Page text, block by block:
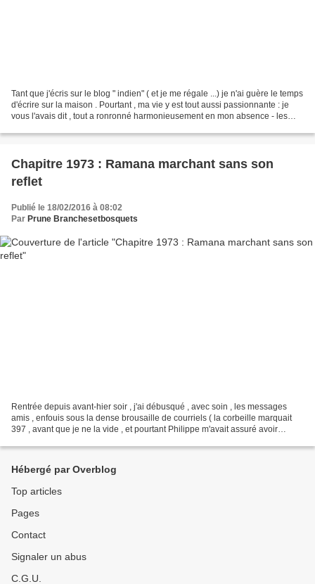
Tant que j'écris sur le blog " indien" ( et je me régale ...) je n'ai guère le temps
d'écrire sur la maison . Pourtant , ma vie y est tout aussi passionnante : je
vous l'avais dit , tout a ronronné harmonieusement en mon absence - les
Chapitre 1973 : Ramana marchant sans son
reflet
Publié le 18/02/2016 à 08:02
Par Prune Branchesetbosquets
Rentrée depuis avant-hier soir , j'ai débusqué , avec soin , les messages
amis , enfouis sous la dense brousaille de courriels ( la corbeille marquait
397 , avant que je ne la vide , et pourtant Philippe m'avait assuré avoir
Hébergé par Overblog
Top articles
Pages
Contact
Signaler un abus
C.G.U.